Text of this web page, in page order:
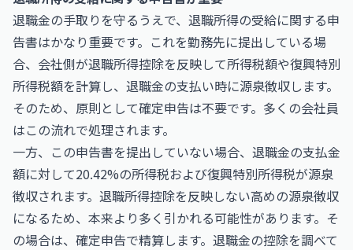
退職金の手取りを守るうえで、退職所得の受給に関する申
告書はかなり重要です。これを勤務先に提出している場
合、会社側が退職所得控除を反映して所得税額や復興特別
所得税額を計算し、退職金の支払い時に源泉徴収します。
そのため、原則として確定申告は不要です。多くの会社員
はこの流れで処理されます。
一方、この申告書を提出していない場合、退職金の支払金
額に対して20.42%の所得税および復興特別所得税が源泉
徴収されます。退職所得控除を反映しない高めの源泉徴収
になるため、本来より多く引かれる可能性があります。そ
の場合は、確定申告で精算します。退職金の控除を調べて